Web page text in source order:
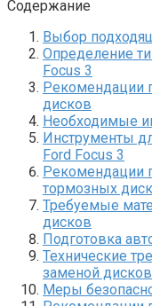
Содержание
Выбор
Определение
Focus 3
Рекомендации
дисков
Необходимые
Инструменты
Ford Focus 3
Рекомендации
тормозных
Требуемые
дисков
Подготовка
Технические
заменой дисков
Меры